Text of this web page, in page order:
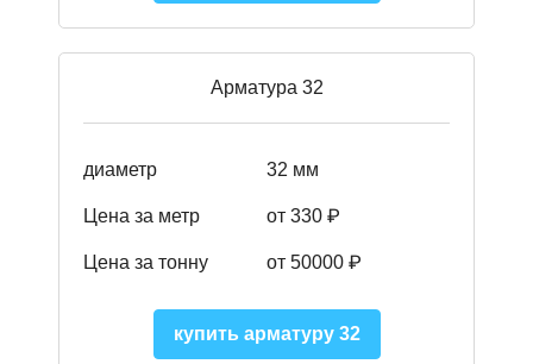
Арматура 32
диаметр 32 мм
Цена за метр от 330 ₽
Цена за тонну от 50000 ₽
купить арматуру 32